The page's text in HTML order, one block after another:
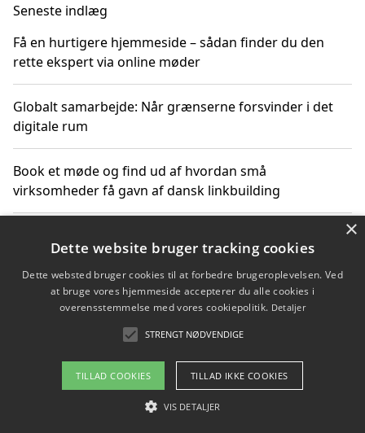
Seneste indlæg
Få en hurtigere hjemmeside – sådan finder du den
rette ekspert via online møder
Globalt samarbejde: Når grænserne forsvinder i det
digitale rum
Book et møde og find ud af hvordan små
virksomheder få gavn af dansk linkbuilding
får du indgår et samarbejde
Hold et møde med en WordPress ekspert og vælg den
mest professionelle til at vedligeholde din løsning
Copyright 2026 - Pilanto Aps
Om / kontakt
×
Dette website bruger tracking cookies
Dette websted bruger cookies til at forbedre brugeroplevelsen. Ved
at bruge vores hjemmeside accepterer du alle cookies i
overensstemmelse med vores cookiepolitik. Detaljer
STRENGT NØDVENDIGE
TILLAD COOKIES TILLAD IKKE COOKIES
VIS DETALJER